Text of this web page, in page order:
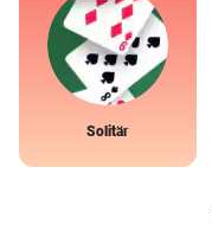
Solitär